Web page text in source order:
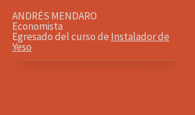
ANDRÉS MENDARO
Economista
Egresado del curso de Instalador de
Yeso